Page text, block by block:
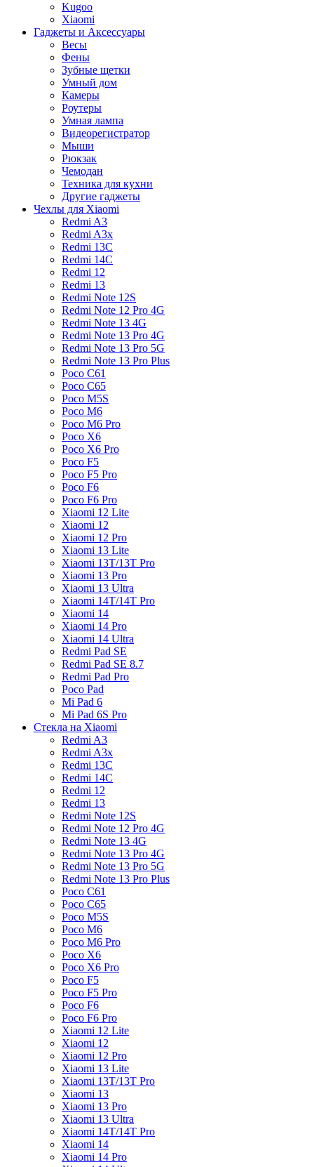
Kugoo
Xiaomi
Гаджеты и Аксессуары
Весы
Фены
Зубные щетки
Умный дом
Камеры
Роутеры
Умная лампа
Видеорегистратор
Мыши
Рюкзак
Чемодан
Техника для кухни
Другие гаджеты
Чехлы для Xiaomi
Redmi A3
Redmi A3x
Redmi 13C
Redmi 14C
Redmi 12
Redmi 13
Redmi Note 12S
Redmi Note 12 Pro 4G
Redmi Note 13 4G
Redmi Note 13 Pro 4G
Redmi Note 13 Pro 5G
Redmi Note 13 Pro Plus
Poco C61
Poco C65
Poco M5S
Poco M6
Poco M6 Pro
Poco X6
Poco X6 Pro
Poco F5
Poco F5 Pro
Poco F6
Poco F6 Pro
Xiaomi 12 Lite
Xiaomi 12
Xiaomi 12 Pro
Xiaomi 13 Lite
Xiaomi 13T/13T Pro
Xiaomi 13 Pro
Xiaomi 13 Ultra
Xiaomi 14T/14T Pro
Xiaomi 14
Xiaomi 14 Pro
Xiaomi 14 Ultra
Redmi Pad SE
Redmi Pad SE 8.7
Redmi Pad Pro
Poco Pad
Mi Pad 6
Mi Pad 6S Pro
Стекла на Xiaomi
Redmi A3
Redmi A3x
Redmi 13C
Redmi 14C
Redmi 12
Redmi 13
Redmi Note 12S
Redmi Note 12 Pro 4G
Redmi Note 13 4G
Redmi Note 13 Pro 4G
Redmi Note 13 Pro 5G
Redmi Note 13 Pro Plus
Poco C61
Poco C65
Poco M5S
Poco M6
Poco M6 Pro
Poco X6
Poco X6 Pro
Poco F5
Poco F5 Pro
Poco F6
Poco F6 Pro
Xiaomi 12 Lite
Xiaomi 12
Xiaomi 12 Pro
Xiaomi 13 Lite
Xiaomi 13T/13T Pro
Xiaomi 13
Xiaomi 13 Pro
Xiaomi 13 Ultra
Xiaomi 14T/14T Pro
Xiaomi 14
Xiaomi 14 Pro